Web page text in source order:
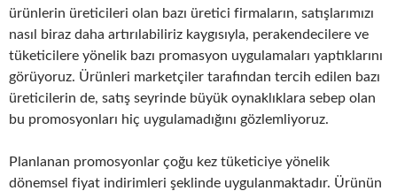
ürünlerin üreticileri olan bazı üretici firmaların, satışlarımızı
nasıl biraz daha artırılabiliriz kaygısıyla, perakendecilere ve
tüketicilere yönelik bazı promasyon uygulamaları yaptıklarını
görüyoruz. Ürünleri marketçiler tarafından tercih edilen bazı
üreticilerin de, satış seyrinde büyük oynaklıklara sebep olan
bu promosyonları hiç uygulamadığını gözlemliyoruz.
Planlanan promosyonlar çoğu kez tüketiciye yönelik
dönemsel fiyat indirimleri şeklinde uygulanmaktadır. Ürünün